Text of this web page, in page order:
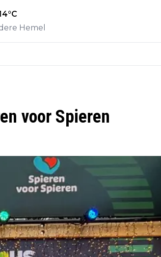
°C
Hemel
voor Spieren